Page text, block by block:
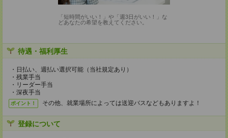
「短時間がいい！」や「週3日がいい！」な
どあなたの希望を教えてください。
待遇・福利厚生
・日払い、週払い選択可能（当社規定あり）
・残業手当
・リーダー手当
・深夜手当
ポイント！ その他、就業場所によっては送迎バスなどもありますよ！
登録について